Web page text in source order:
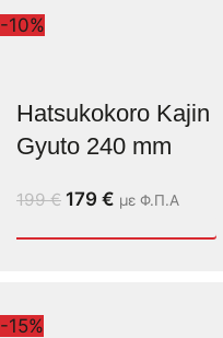
-10%
Hatsukokoro Kajin
Gyuto 240 mm
199€ 179 € με Φ.Π.Α
-15%